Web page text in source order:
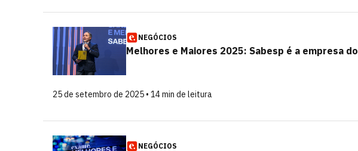
NEGÓCIOS
Melhores e Maiores 2025: Sabesp é a empresa
25 de setembro de 2025 • 14 min de leitura
NEGÓCIOS